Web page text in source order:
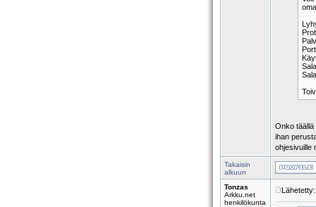
Onko täällä
ihan
ohjesivuille
Takaisin
alkuun
Tonzas
Arkku.net
henkilökunta